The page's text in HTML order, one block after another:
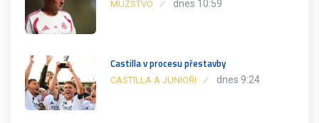
MUŽSTVO dnes 10:59
Castilla v procesu přestavby
CASTILLA A JUNIOŘI dnes 9:24